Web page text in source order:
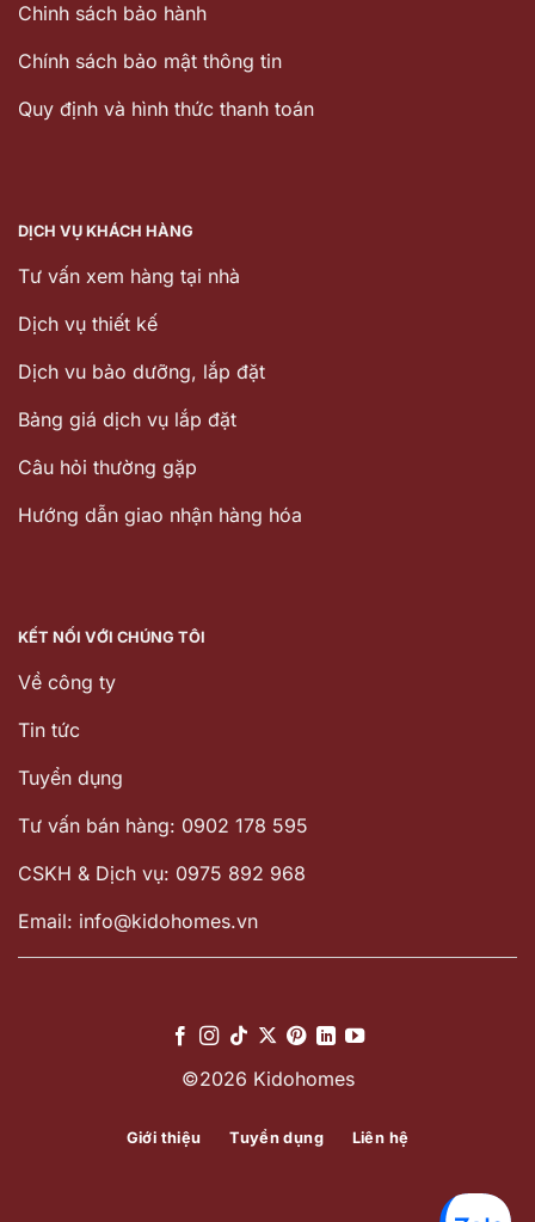
Chinh sách bảo hành
Chính sách bảo mật thông tin
Quy định và hình thức thanh toán
DỊCH VỤ KHÁCH HÀNG
Tư vấn xem hàng tại nhà
Dịch vụ thiết kế
Dịch vu bảo dưỡng, lắp đặt
Bảng giá dịch vụ lắp đặt
Câu hỏi thường gặp
Hướng dẫn giao nhận hàng hóa
KẾT NỐI VỚI CHÚNG TÔI
Về công ty
Tin tức
Tuyển dụng
Tư vấn bán hàng: 0902 178 595
CSKH & Dịch vụ: 0975 892 968
Email: info@kidohomes.vn
©2026 Kidohomes
Giới thiệu Tuyển dụng Liên hệ